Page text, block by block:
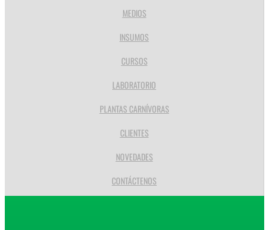
MEDIOS
INSUMOS
CURSOS
LABORATORIO
PLANTAS CARNÍVORAS
CLIENTES
NOVEDADES
CONTÁCTENOS